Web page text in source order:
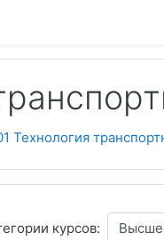
Технология
курсов: